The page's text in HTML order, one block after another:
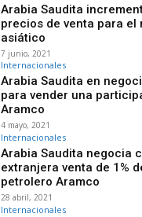
Arabia Saudita
precios de venta para el
asiático
7 junio, 2021
Internacionales
Arabia Saudita en
para vender una
Aramco
4 mayo, 2021
Internacionales
Arabia Saudita negocia
extranjera venta de 1%
petrolero Aramco
28 abril, 2021
Internacionales